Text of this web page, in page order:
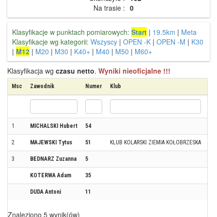
Na trasie : 0
Klasyfikacje w punktach pomiarowych: Start | 19.5km | Meta
Klasyfikacje wg kategorii: Wszyscy | OPEN -K | OPEN -M | K30
| M12 | M20 | M30 | K40+ | M40 | M50 | M60+
Klasyfikacja wg czasu netto. Wyniki nieoficjalne !!!
Msc Zawodnik Numer Klub
1 MICHALSKI Hubert 54
2 MAJEWSKI Tytus 51 KLUB KOLARSKI ZIEMIA KOŁOBRZESKA
3 BEDNARZ Zuzanna 5
KOTERWA Adam 35
DUDA Antoni 11
Znaleziono 5 wynik(ów)